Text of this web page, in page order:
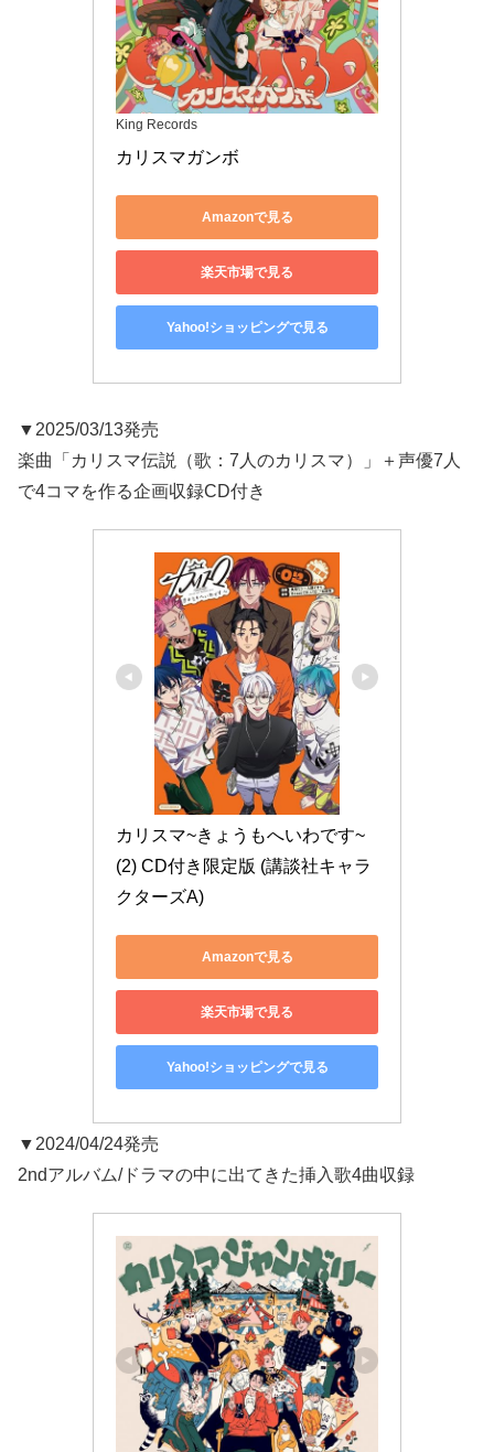
King Records
カリスマガンボ
Amazonで見る
楽天市場で見る
Yahoo!ショッピングで見る
▼2025/03/13発売
楽曲「カリスマ伝説（歌：7人のカリスマ）」＋声優7人
で4コマを作る企画収録CD付き
カリスマ~きょうもへいわです~
(2) CD付き限定版 (講談社キャラ
クターズA)
Amazonで見る
楽天市場で見る
Yahoo!ショッピングで見る
▼2024/04/24発売
2ndアルバム/ドラマの中に出てきた挿入歌4曲収録